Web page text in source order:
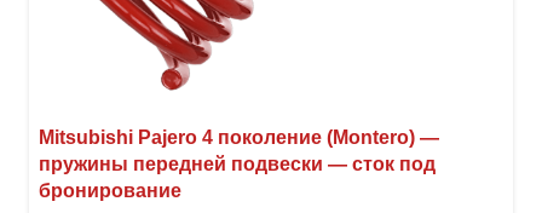
Mitsubishi Pajero 4 поколение (Montero) —
пружины передней подвески — сток под
бронирование